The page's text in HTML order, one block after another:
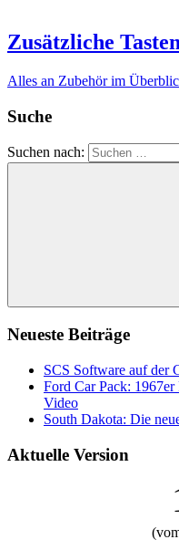
Zusätzliche Tasten
Alles an Zubehör im
Suche
Suchen nach:
Neueste Beiträge
SCS Software auf der
Ford Car Pack:
Video
South Dakota: Die
Aktuelle Version